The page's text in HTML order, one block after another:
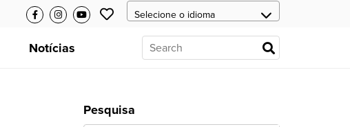
Notícias
Pesquisa